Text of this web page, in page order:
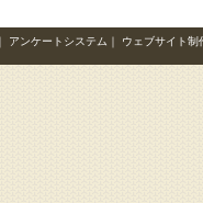
｜ アンケートシステム ｜ ウェブサイト制